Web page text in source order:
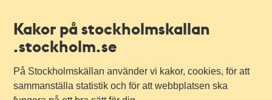
Kakor på stockholmskallan
.stockholm.se
På Stockholmskällan använder vi kakor, cookies, för att
sammanställa statistik och för att webbplatsen ska